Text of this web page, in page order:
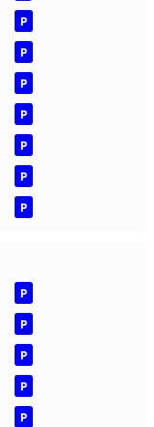
P
P
P
P
P
P
P
P
P
P
P
P